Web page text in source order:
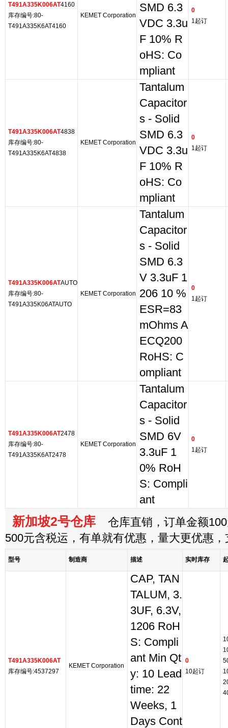
T491A335K006AT4160
库存编号:80-
T491A335K6AT4160
KEMET Corporation
SMD 6.3
VDC 3.3u
F 10% R
oHS: Co
mpliant
0
1起订
T491A335K006AT4838
库存编号:80-
T491A335K6AT4838
KEMET Corporation
Tantalum
Capacitor
s - Solid
SMD 6.3
VDC 3.3u
F 10% R
oHS: Co
mpliant
0
1起订
T491A335K006ATAUTO
库存编号:80-
T491A335K06ATAUTO
KEMET Corporation
Tantalum
Capacitor
s - Solid
SMD 6.3
V 3.3uF 1
206 10 %
ESR=83
mOhms A
ECQ200
RoHS: C
ompliant
0
1起订
T491A335K006AT2478
库存编号:80-
T491A335K6AT2478
KEMET Corporation
Tantalum
Capacitor
s - Solid
SMD 6V
3.3uF 1
0% RoH
S: Compli
ant
0
1起订
新加坡2号仓库 仓库直销，订单金额
500元含税运，有单就有优惠，量大更优惠
型号 制造商 描述 实时库存
T491A335K006AT
库存编号:4537297
KEMET Corporation
CAP, TAN
TALUM, 3.
3UF, 6.3V,
1206 RoH
S: Compli
ant Min Qt
y: 10 Lead
time: 22
Weeks, 1
Days Cont
0
10起订